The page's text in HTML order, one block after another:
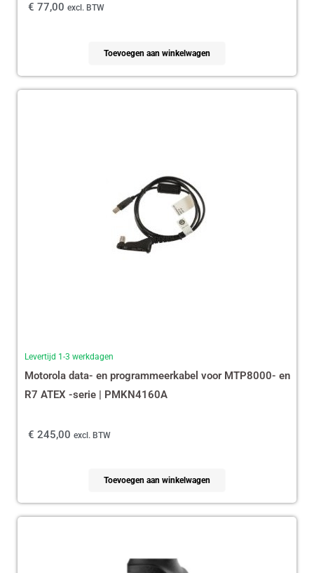
€ 77,00 excl. BTW
Toevoegen aan winkelwagen
Levertijd 1-3 werkdagen
Motorola data- en programmeerkabel voor MTP8000- en
R7 ATEX -serie | PMKN4160A
€ 245,00 excl. BTW
Toevoegen aan winkelwagen